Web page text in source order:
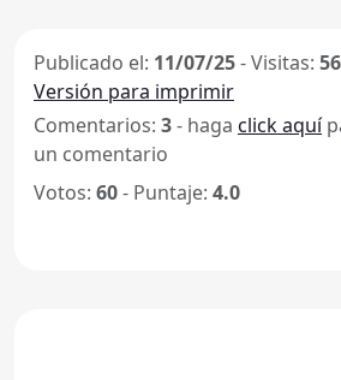
Publicado el: 11/07/25-Visitas:
Versión para imprimir
Comentarios: 3- haga click aquí
un comentario
Votos: 60- Puntaje: 4.0